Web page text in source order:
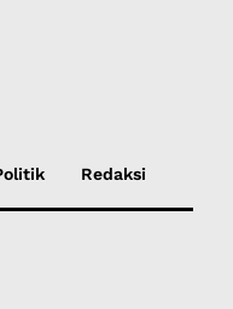
Redaksi